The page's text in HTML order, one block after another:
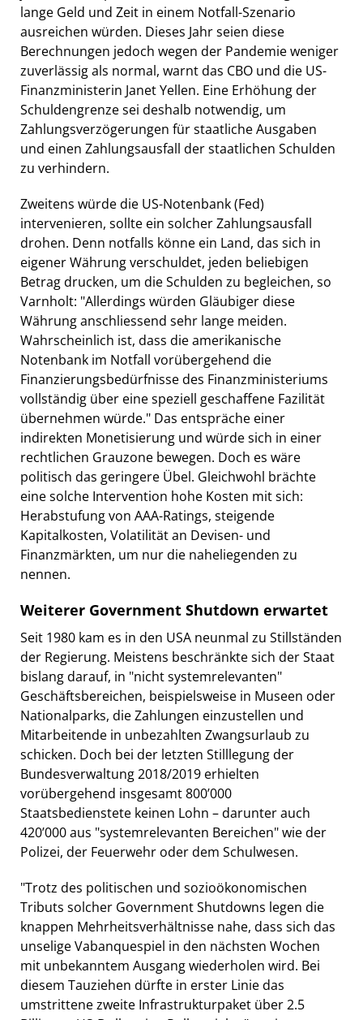
lange Geld und Zeit in einem Notfall-Szenario
ausreichen würden. Dieses Jahr seien diese
Berechnungen jedoch wegen der Pandemie weniger
zuverlässig als normal, warnt das CBO und die US-
Finanzministerin Janet Yellen. Eine Erhöhung der
Schuldengrenze sei deshalb notwendig, um
Zahlungsverzögerungen für staatliche Ausgaben
und einen Zahlungsausfall der staatlichen Schulden
zu verhindern.
Zweitens würde die US-Notenbank (Fed)
intervenieren, sollte ein solcher Zahlungsausfall
drohen. Denn notfalls könne ein Land, das sich in
eigener Währung verschuldet, jeden beliebigen
Betrag drucken, um die Schulden zu begleichen, so
Varnholt: "Allerdings würden Gläubiger diese
Währung anschliessend sehr lange meiden.
Wahrscheinlich ist, dass die amerikanische
Notenbank im Notfall vorübergehend die
Finanzierungsbedürfnisse des Finanzministeriums
vollständig über eine speziell geschaffene Fazilität
übernehmen würde." Das entspräche einer
indirekten Monetisierung und würde sich in einer
rechtlichen Grauzone bewegen. Doch es wäre
politisch das geringere Übel. Gleichwohl brächte
eine solche Intervention hohe Kosten mit sich:
Herabstufung von AAA-Ratings, steigende
Kapitalkosten, Volatilität an Devisen- und
Finanzmärkten, um nur die naheliegenden zu
nennen.
Weiterer Government Shutdown erwartet
Seit 1980 kam es in den USA neunmal zu Stillständen
der Regierung. Meistens beschränkte sich der Staat
bislang darauf, in "nicht systemrelevanten"
Geschäftsbereichen, beispielsweise in Museen oder
Nationalparks, die Zahlungen einzustellen und
Mitarbeitende in unbezahlten Zwangsurlaub zu
schicken. Doch bei der letzten Stilllegung der
Bundesverwaltung 2018/2019 erhielten
vorübergehend insgesamt 800’000
Staatsbedienstete keinen Lohn – darunter auch
420’000 aus "systemrelevanten Bereichen" wie der
Polizei, der Feuerwehr oder dem Schulwesen.
"Trotz des politischen und sozioökonomischen
Tributs solcher Government Shutdowns legen die
knappen Mehrheitsverhältnisse nahe, dass sich das
unselige Vabanquespiel in den nächsten Wochen
mit unbekanntem Ausgang wiederholen wird. Bei
diesem Tauziehen dürfte in erster Linie das
umstrittene zweite Infrastrukturpaket über 2.5